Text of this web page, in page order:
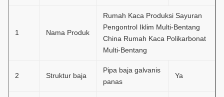
1 Nama Produk
Rumah Kaca Produksi Sayuran
Pengontrol Iklim Multi-Bentang
China Rumah Kaca Polikarbonat
Multi-Bentang
2 Struktur baja
Pipa baja galvanis
panas
Ya